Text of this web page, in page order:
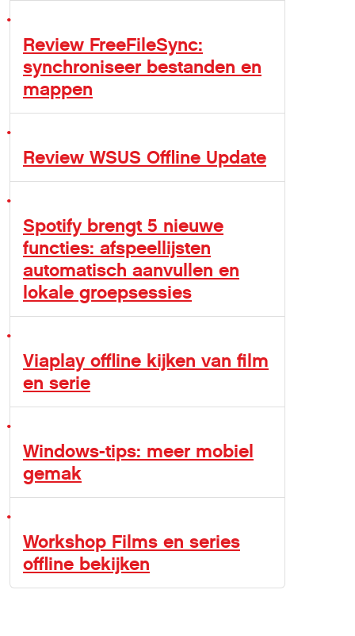
Review FreeFileSync:
synchroniseer bestanden en
mappen
Review WSUS Offline Update
Spotify brengt 5 nieuwe
functies: afspeellijsten
automatisch aanvullen en
lokale groepsessies
Viaplay offline kijken van film
en serie
Windows-tips: meer mobiel
gemak
Workshop Films en series
offline bekijken